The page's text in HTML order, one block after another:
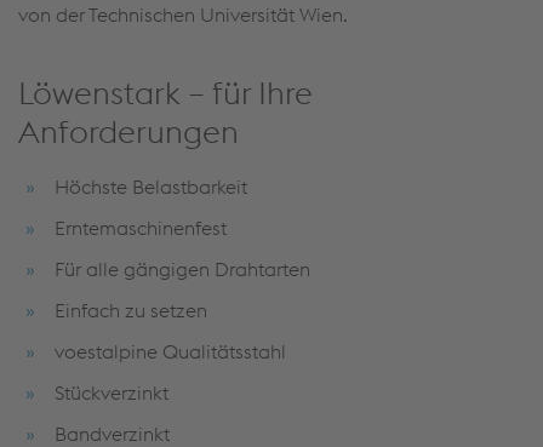
von der Technischen Universität Wien.
Löwenstark – für Ihre
Anforderungen
Höchste Belastbarkeit
Erntemaschinenfest
Für alle gängigen Drahtarten
Einfach zu setzen
voestalpine Qualitätsstahl
Stückverzinkt
Bandverzinkt